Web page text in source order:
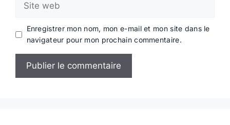
web
Enregistrer mon nom, mon e-mail et mon site dans le
navigateur pour mon prochain commentaire.